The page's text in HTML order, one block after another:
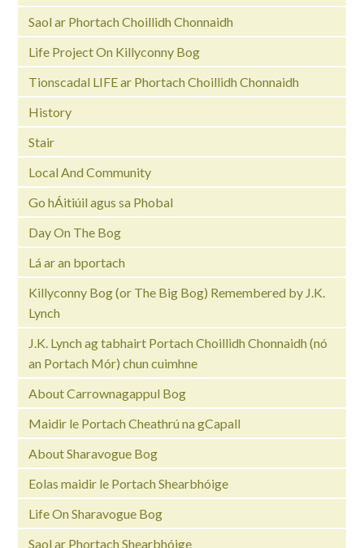
Saol ar Phortach Choillidh Chonnaidh
Life Project On Killyconny Bog
Tionscadal LIFE ar Phortach Choillidh Chonnaidh
History
Stair
Local And Community
Go hÁitiúil agus sa Phobal
Day On The Bog
Lá ar an bportach
Killyconny Bog (or The Big Bog) Remembered by J.K.
Lynch
J.K. Lynch ag tabhairt Portach Choillidh Chonnaidh (nó
an Portach Mór) chun cuimhne
About Carrownagappul Bog
Maidir le Portach Cheathrú na gCapall
About Sharavogue Bog
Eolas maidir le Portach Shearbhóige
Life On Sharavogue Bog
Saol ar Phortach Shearbhóige